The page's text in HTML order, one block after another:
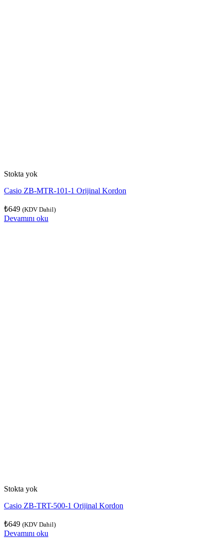
Stokta yok
Casio ZB-MTR-101-1 Orijinal Kordon
₺649 (KDV Dahil)
Devamını oku
Stokta yok
Casio ZB-TRT-500-1 Orijinal Kordon
₺649 (KDV Dahil)
Devamını oku